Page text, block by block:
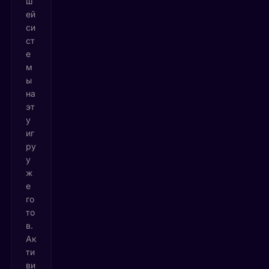
ей
си
ст
е
м
ы
на
эт
у
иг
ру
у
ж
е
го
то
в.
Ак
ти
ви